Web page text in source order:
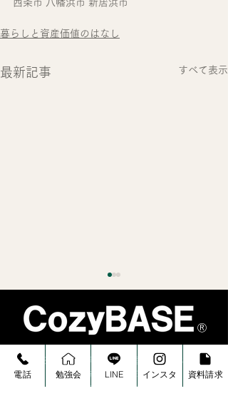
暮らしと資産価値のはなし
最新記事 すべて表示
Ⓡ
〒791-8044 愛媛県松山市西垣生町559-3
三原産業ビル１階
※正面の駐車場にお停めください。
電話 勉強会 LINE インスタ 資料請求